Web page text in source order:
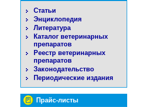
Статьи
Энциклопедия
Литература
Каталог ветеринарных
препаратов
Реестр ветеринарных
препаратов
Законодательство
Периодические издания
Прайс-листы